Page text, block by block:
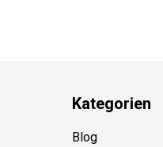
Kategorien
Blog